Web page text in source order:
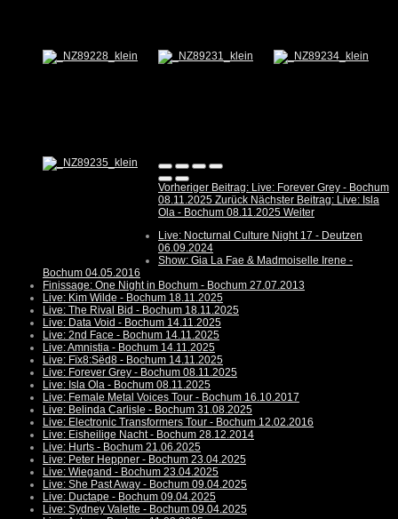
Vorheriger Beitrag: Live: Forever Grey - Bochum
08.11.2025 Zurück Nächster Beitrag: Live: Isla
Ola - Bochum 08.11.2025 Weiter
Live: Nocturnal Culture Night 17 - Deutzen
06.09.2024
Show: Gia La Fae & Madmoiselle Irene -
Bochum 04.05.2016
Finissage: One Night in Bochum - Bochum 27.07.2013
Live: Kim Wilde - Bochum 18.11.2025
Live: The Rival Bid - Bochum 18.11.2025
Live: Data Void - Bochum 14.11.2025
Live: 2nd Face - Bochum 14.11.2025
Live: Amnistia - Bochum 14.11.2025
Live: Fïx8:Sëd8 - Bochum 14.11.2025
Live: Forever Grey - Bochum 08.11.2025
Live: Isla Ola - Bochum 08.11.2025
Live: Female Metal Voices Tour - Bochum 16.10.2017
Live: Belinda Carlisle - Bochum 31.08.2025
Live: Electronic Transformers Tour - Bochum 12.02.2016
Live: Eisheilige Nacht - Bochum 28.12.2014
Live: Hurts - Bochum 21.06.2025
Live: Peter Heppner - Bochum 23.04.2025
Live: Wiegand - Bochum 23.04.2025
Live: She Past Away - Bochum 09.04.2025
Live: Ductape - Bochum 09.04.2025
Live: Sydney Valette - Bochum 09.04.2025